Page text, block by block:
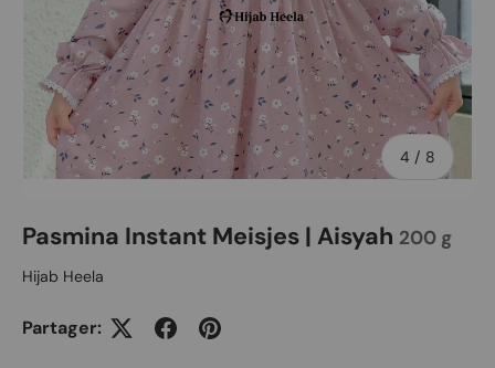
4 / de
8
Pasmina Instant Meisjes | Aisyah 200 g
Hijab Heela
Partager: